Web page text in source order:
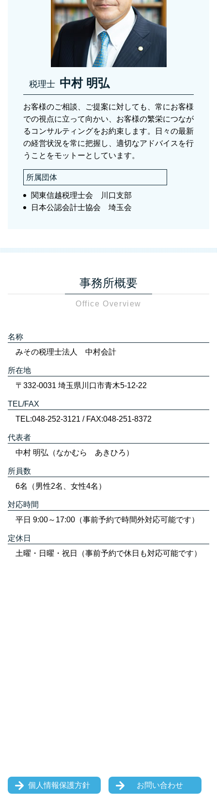
給与 課税対象とは
贈与税 申告期限
相続税 税率
資産税関連 足立区
資産税 さいたま市
税務相談 税理士 川口市
税務調査 税理士 さいたま市
資産税関連 さいたま市
会社設立 税理士 さいたま市
税理士 中村 明弘
お客様のご相談、ご提案に対しても、常にお客様
での視点に立って向かい、お客様の繁栄につなが
るコンサルティングをお約束します。日々の最新
の経営状況を常に把握し、適切なアドバイスを行
うことをモットーとしています。
所属団体
関東信越税理士会 川口支部
日本公認会計士協会 埼玉会
事務所概要
Office Overview
名称
みその税理士法人 中村会計
所在地
〒332-0031 埼玉県川口市青木5-12-22
TEL/FAX
TEL:048-252-3121 / FAX:048-251-8372
代表者
中村 明弘（なかむら あきひろ）
所員数
6名（男性2名、女性4名）
対応時間
平日 9:00～17:00（事前予約で時間外対応可能です）
定休日
土曜・日曜・祝日（事前予約で休日も対応可能です）
個人情報保護方針 お問い合わせ